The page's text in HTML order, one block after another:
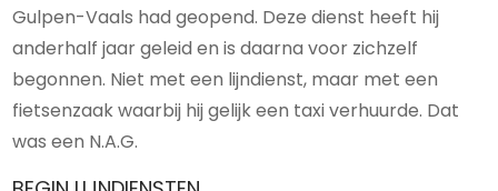
Gulpen-Vaals had geopend. Deze dienst heeft hij
anderhalf jaar geleid en is daarna voor zichzelf
begonnen. Niet met een lijndienst, maar met een
fietsenzaak waarbij hij gelijk een taxi verhuurde. Dat
was een N.A.G.